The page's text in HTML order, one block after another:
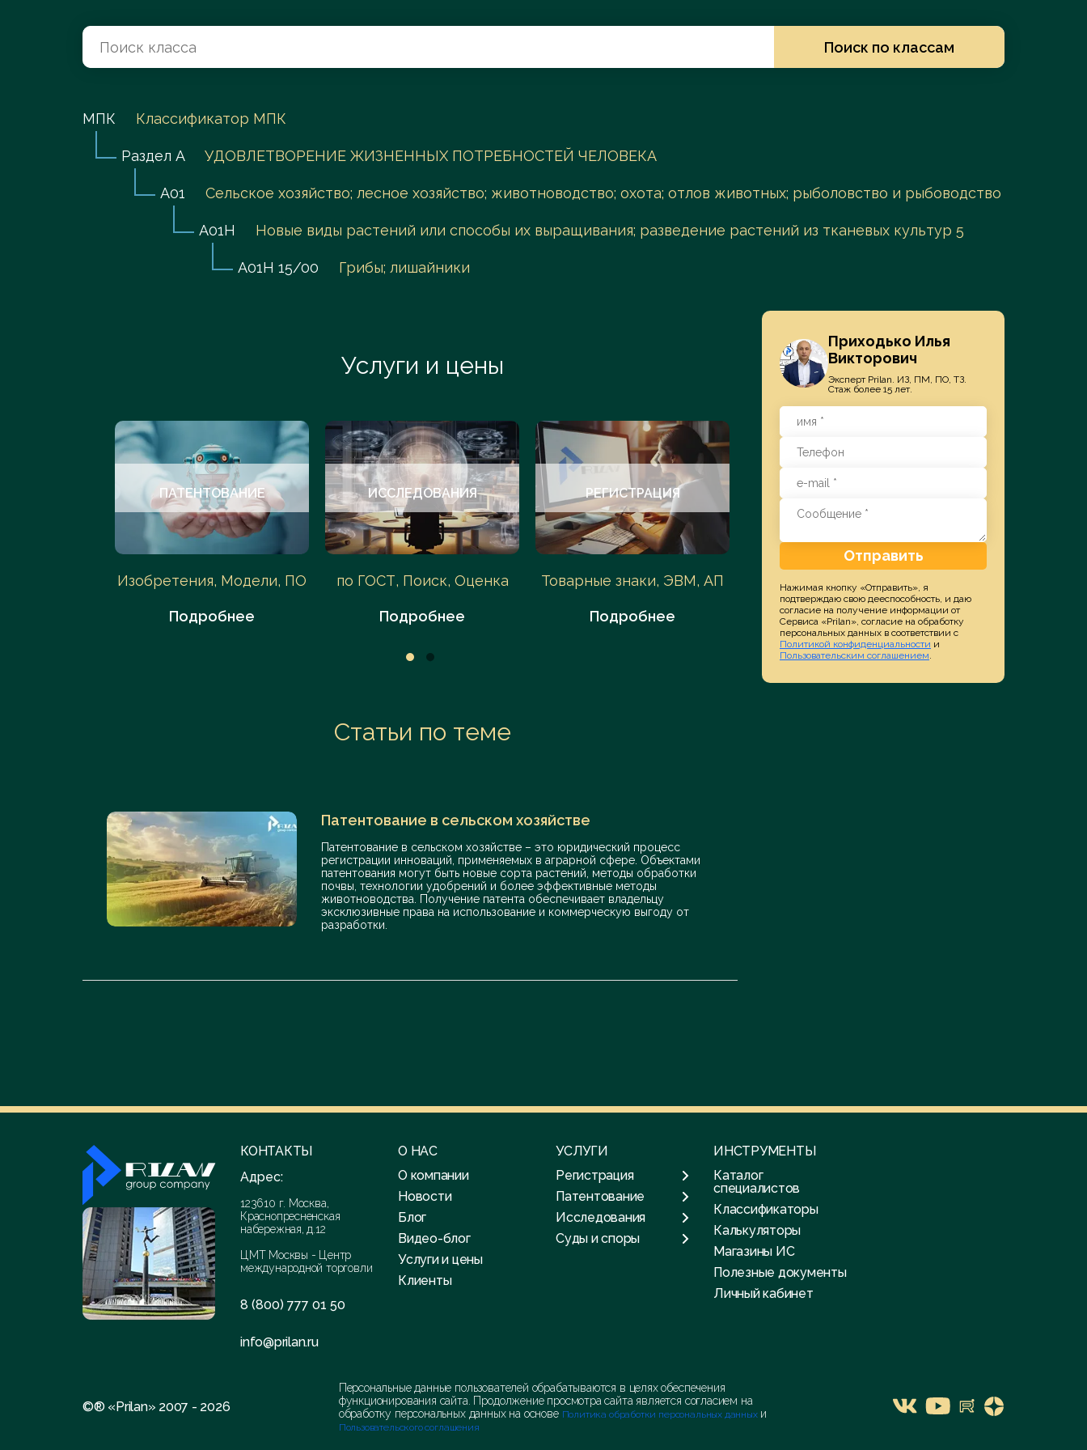
Перейти в каталог
Поиск по классам
МПК Классификатор МПК
Раздел A УДОВЛЕТВОРЕНИЕ ЖИЗНЕННЫХ ПОТРЕБНОСТЕЙ ЧЕЛОВЕКА
A01 Сельское хозяйство; лесное хозяйство; животноводство; охота; отлов животных; рыболовство и рыбоводство
A01H Новые виды растений или способы их выращивания; разведение растений из тканевых культур 5
A01H 15/00 Грибы; лишайники
Услуги и цены
ПАТЕНТОВАНИЕ
Изобретения, Модели, ПО
Подробнее
ИССЛЕДОВАНИЯ
по ГОСТ, Поиск, Оценка
Подробнее
РЕГИСТРАЦИЯ
Товарные знаки, ЭВМ, АП
Подробнее
ППС, СИП, ФАС, Арбитраж
Подробнее
Статьи по теме
Патентование в сельском хозяйстве
Патентование в сельском хозяйстве – это юридический процесс
регистрации инноваций, применяемых в аграрной сфере. Объектами
патентования могут быть новые сорта растений, методы обработки
почвы, технологии удобрений и более эффективные методы
животноводства. Получение патента обеспечивает владельцу
эксклюзивные права на использование и коммерческую выгоду от
разработки.
Приходько Илья
Викторович
Эксперт Prilan. ИЗ, ПМ, ПО, ТЗ.
Стаж более 15 лет.
Отправить
Нажимая кнопку «Отправить», я
подтверждаю свою дееспособность, и даю
согласие на получение информации от
Сервиса «Prilan», согласие на обработку
персональных данных в соответствии с
Политикой конфиденциальности и
Пользовательским соглашением.
КОНТАКТЫ
Адрес:
123610 г. Москва,
Краснопресненская
набережная, д.12
ЦМТ Москвы - Центр
международной торговли
8 (800) 777 01 50
info@prilan.ru
О НАС
О компании
Новости
Блог
Видео-блог
Услуги и цены
Клиенты
УСЛУГИ
Регистрация
Патентование
Исследования
Суды и споры
ИНСТРУМЕНТЫ
Каталог
специалистов
Классификаторы
Калькуляторы
Магазины ИС
Полезные документы
Личный кабинет
©® «Prilan» 2007 - 2026
Персональные данные пользователей обрабатываются в целях обеспечения
функционирования сайта. Продолжение просмотра сайта является согласием на
обработку персональных данных на основе Политика обработки персональных данных и
Пользовательского соглашения